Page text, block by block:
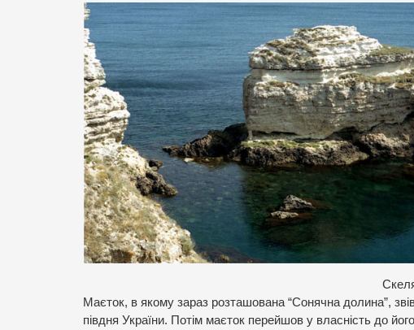
Маєток, в якому зараз розташована “Сонячна долина”,
півдня України. Потім маєток перейшов у власність до